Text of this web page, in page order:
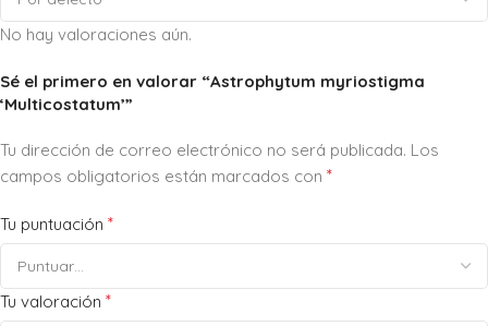
No hay valoraciones aún.
Sé el primero en valorar “Astrophytum myriostigma
‘Multicostatum’”
Tu dirección de correo electrónico no será publicada. Los
campos obligatorios están marcados con *
Tu puntuación *
Tu valoración *